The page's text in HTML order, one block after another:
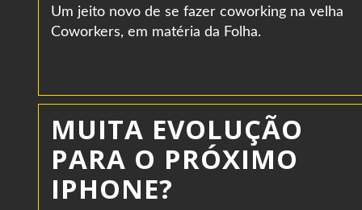
Um jeito novo de se fazer coworking na velha
Coworkers, em matéria da Folha.
MUITA EVOLUÇÃO
PARA O PRÓXIMO
IPHONE?